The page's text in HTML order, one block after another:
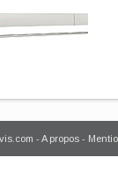
- A propos -